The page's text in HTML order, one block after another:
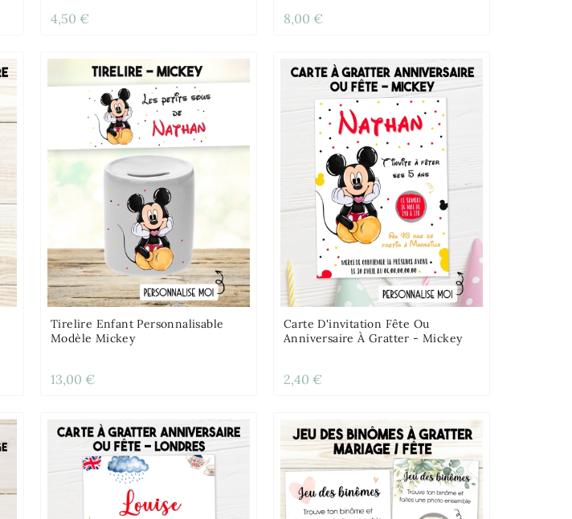
4,50 € 8,00 €
Tirelire Enfant Personnalisable
Modèle Mickey
13,00 €
Carte D'invitation Fête Ou
Anniversaire À Gratter - Mickey
2,40 €